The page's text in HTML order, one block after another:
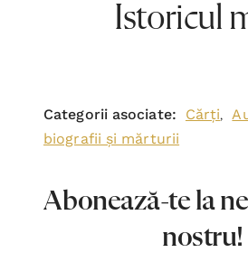
Istoricul
Categorii asociate: Cărți,
biografii și mărturii
Abonează-te la
nostru!